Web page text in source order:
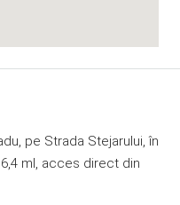
pe Strada Stejarului, în
ml, acces direct din